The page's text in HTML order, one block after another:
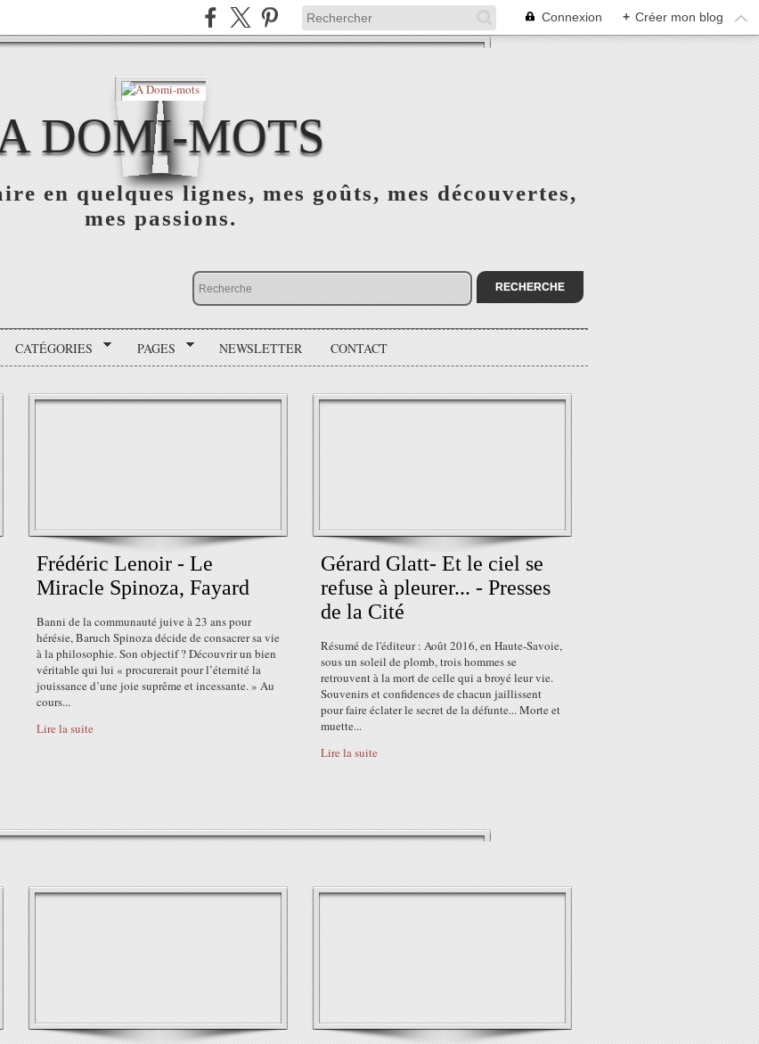
Connexion + Créer mon blog
DOMI-MOTS
en quelques lignes, mes goûts, mes découvertes,
mes passions.
CATÉGORIES PAGES NEWSLETTER CONTACT
Frédéric Lenoir - Le
Miracle Spinoza, Fayard
Banni de la communauté juive à 23 ans pour
hérésie, Baruch Spinoza décide de consacrer sa vie
à la philosophie. Son objectif ? Découvrir un bien
véritable qui lui « procurerait pour l’éternité la
jouissance d’une joie suprême et incessante. » Au
cours...
Lire la suite
Gérard Glatt- Et le ciel se
refuse à pleurer... - Presses
de la Cité
Résumé de l'éditeur : Août 2016, en Haute-Savoie,
sous un soleil de plomb, trois hommes se
retrouvent à la mort de celle qui a broyé leur vie.
Souvenirs et confidences de chacun jaillissent
pour faire éclater le secret de la défunte... Morte et
muette...
Lire la suite